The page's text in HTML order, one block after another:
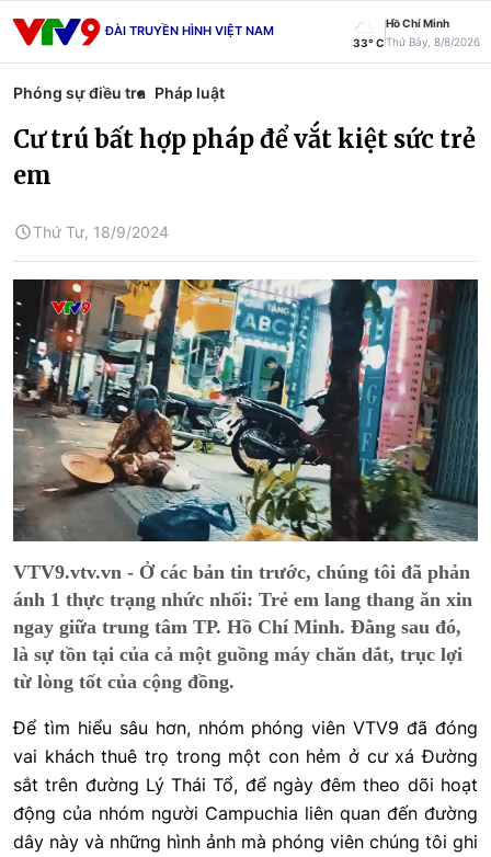
ĐÀI TRUYỀN HÌNH VIỆT NAM
33° C
Hồ Chí Minh
Thứ Bảy, 8/8/2026
Phóng sự điều tra Pháp luật
Cư trú bất hợp pháp để vắt kiệt sức trẻ
em
Thứ Tư, 18/9/2024
VTV9.vtv.vn - Ở các bản tin trước, chúng tôi đã phản
ánh 1 thực trạng nhức nhối: Trẻ em lang thang ăn xin
ngay giữa trung tâm TP. Hồ Chí Minh. Đằng sau đó,
là sự tồn tại của cả một guồng máy chăn dắt, trục lợi
từ lòng tốt của cộng đồng.
Để tìm hiểu sâu hơn, nhóm phóng viên VTV9 đã đóng
vai khách thuê trọ trong một con hẻm ở cư xá Đường
sắt trên đường Lý Thái Tổ, để ngày đêm theo dõi hoạt
động của nhóm người Campuchia liên quan đến đường
dây này và những hình ảnh mà phóng viên chúng tôi ghi